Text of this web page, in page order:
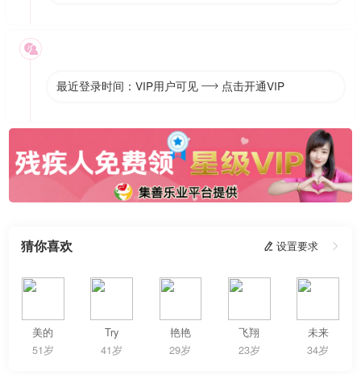

最近登录时间：VIP用户可见  点击开通VIP
猜你喜欢  设置要求 
美的
51岁
Try
41岁
艳艳
29岁
飞翔
23岁
未来
34岁